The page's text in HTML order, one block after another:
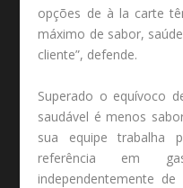
opções de à la carte
máximo de sabor,
cliente”, defende.
Superado o equívoco
saudável é menos
sua equipe trabalha
referência em
independentemente